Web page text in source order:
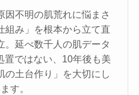
因不明の肌荒れに悩まさ
組み」を根本から立て直
。延べ数千人の肌データ
置ではない、10年後も美
の土台作り」を大切にし
す。